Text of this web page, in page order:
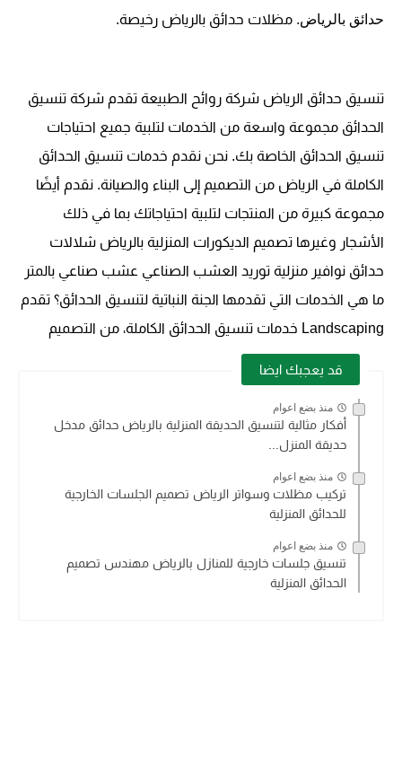
حدائق بالرياض. مظلات حدائق بالرياض رخيصة.
تنسيق حدائق الرياض شركة روائح الطبيعة تقدم شركة تنسيق
الحدائق مجموعة واسعة من الخدمات لتلبية جميع احتياجات
تنسيق الحدائق الخاصة بك. نحن نقدم خدمات تنسيق الحدائق
الكاملة في الرياض من التصميم إلى البناء والصيانة. نقدم أيضًا
مجموعة كبيرة من المنتجات لتلبية احتياجاتك بما في ذلك
الأشجار وغيرها تصميم الديكورات المنزلية بالرياض شلالات
حدائق نوافير منزلية توريد العشب الصناعي عشب صناعي بالمتر
ما هي الخدمات التي تقدمها الجنة النباتية لتنسيق الحدائق؟ تقدم
Landscaping خدمات تنسيق الحدائق الكاملة، من التصميم
قد يعجبك ايضا
منذ بضع اعوام
أفكار مثالية لتنسيق الحديقة المنزلية بالرياض حدائق مدخل
حديقة المنزل...
منذ بضع اعوام
تركيب مظلات وسواتر الرياض تصميم الجلسات الخارجية
للحدائق المنزلية
منذ بضع اعوام
تنسيق جلسات خارجية للمنازل بالرياض مهندس تصميم
الحدائق المنزلية